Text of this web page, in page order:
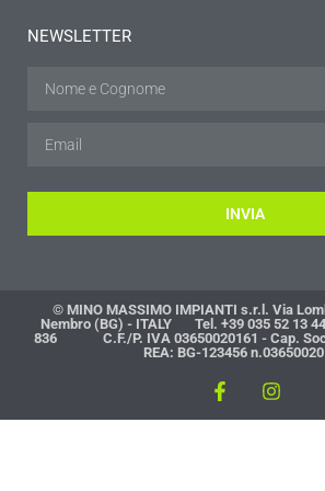
NEWSLETTER
INVIA
© MINO MASSIMO IMPIANTI s.r.l. Via
Nembro (BG) - ITALY Tel. +39 035 52 13 44
836 C.F./P. IVA 03650020161 - Cap. Soc.
REA: BG-123456